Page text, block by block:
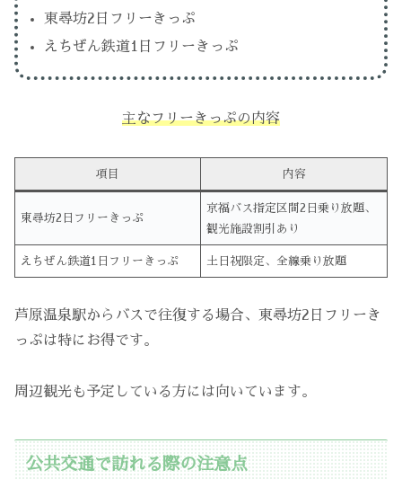
東尋坊2日フリーきっぷ
えちぜん鉄道1日フリーきっぷ
主なフリーきっぷの内容
項目 内容
東尋坊2日フリーきっぷ
京福バス指定区間2日乗り放題、
観光施設割引あり
えちぜん鉄道1日フリーきっぷ 土日祝限定、全線乗り放題
芦原温泉駅からバスで往復する場合、東尋坊2日フリーき
っぷは特にお得です。
周辺観光も予定している方には向いています。
公共交通で訪れる際の注意点